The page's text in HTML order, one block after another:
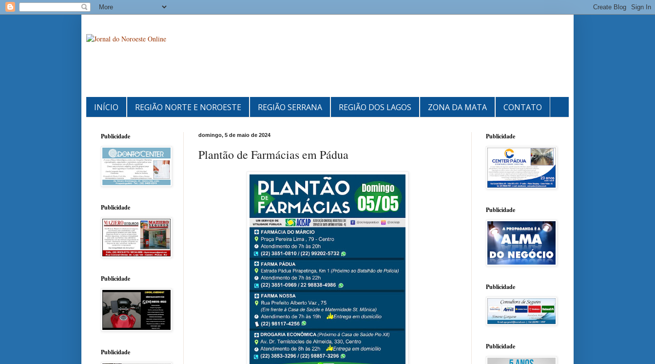
INÍCIO REGIÃO NORTE E NOROESTE REGIÃO SERRANA REGIÃO DOS LAGOS ZONA DA MATA CONTATO
domingo, 5 de maio de 2024
Plantão de Farmácias em Pádua
Publicidade
Publicidade
Publicidade
Publicidade
Publicidade
Publicidade
Publicidade
Publicidade